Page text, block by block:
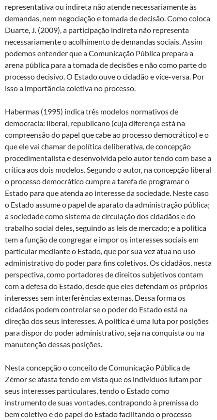
representativa ou indireta não atende necessariamente às
demandas, nem negociação e tomada de decisão. Como coloca
Duarte, J. (2009), a participação indireta não representa
necessariamente o acolhimento de demandas sociais. Assim
podemos entender que a Comunicação Pública prepara a
arena pública para a tomada de decisões e não como parte do
processo decisivo. O Estado ouve o cidadão e vice-versa. Por
isso a importância coletiva no processo.
Habermas (1995) indica três modelos normativos de
democracia: liberal, republicano (cuja diferença está na
compreensão do papel que cabe ao processo democrático) e o
que ele vai chamar de política deliberativa, de concepção
procedimentalista e desenvolvida pelo autor tendo com base a
crítica aos dois modelos. Segundo o autor, na concepção liberal
o processo democrático cumpre a tarefa de programar o
Estado para que atenda ao interesse da sociedade. Neste caso
o Estado assume o papel de aparato da administração pública;
a sociedade como sistema de circulação dos cidadãos e do
trabalho social deles, seguindo as leis de mercado; e a política
tem a função de congregar e impor os interesses sociais em
particular mediante o Estado, que por sua vez atua no uso
administrativo do poder para fins coletivos. Os cidadãos, nesta
perspectiva, como portadores de direitos subjetivos contam
com a defesa do Estado, desde que eles defendam os próprios
interesses sem interferências externas. Dessa forma os
cidadãos podem controlar se o poder do Estado está na
direção dos seus interesses. A política é uma luta por posições
para dispor do poder administrativo, seja na conquista ou na
manutenção dessas posições.
Nesta concepção o conceito de Comunicação Pública de
Zémor se afasta tendo em vista que os indivíduos lutam por
seus interesses particulares, tendo o Estado como
instrumento de suas vontades, contrapondo à premissa do
bem coletivo e do papel do Estado facilitando o processo